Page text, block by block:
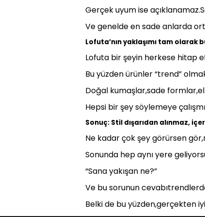
Gerçek uyum ise
Ve genelde en sade anlarda
Lofuta’nın yaklaşımı tam olarak
Lofuta bir şeyin herkese hitap
Bu yüzden ürünler “trend”
Doğal kumaşlar,sade
Hepsi bir şey söylemeye
Sonuç: Stil dışarıdan alınmaz,
Ne kadar çok şey görürsen
Sonunda hep aynı yere
“Sana yakışan ne?”
Ve bu sorunun
Belki de bu yüzden,gerçekten